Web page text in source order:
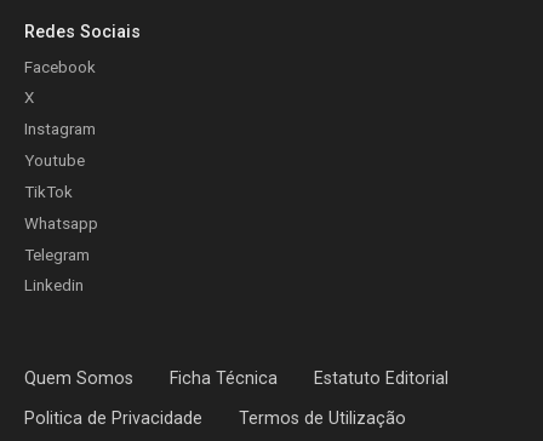
Redes Sociais
Facebook
X
Instagram
Youtube
TikTok
Whatsapp
Telegram
Linkedin
Quem Somos Ficha Técnica Estatuto Editorial
Politica de Privacidade Termos de Utilização